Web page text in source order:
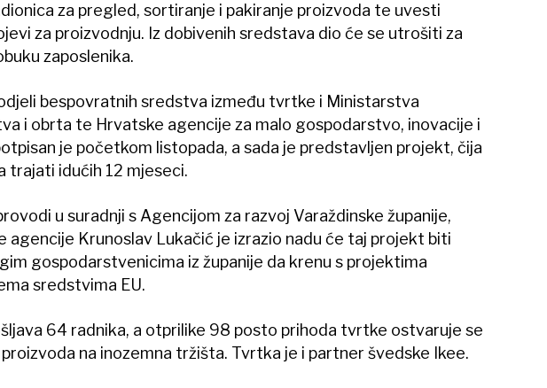
za pregled, sortiranje i pakiranje proizvoda te uvesti
za proizvodnju. Iz dobivenih sredstava dio će se utrošiti za
zaposlenika.
bespovratnih sredstva između tvrtke i Ministarstva
i obrta te Hrvatske agencije za malo gospodarstvo, inovacije i
je početkom listopada, a sada je predstavljen projekt, čija
trajati idućih 12 mjeseci.
u suradnji s Agencijom za razvoj Varaždinske županije,
agencije Krunoslav Lukačić je izrazio nadu će taj projekt biti
gospodarstvenicima iz županije da krenu s projektima
sredstvima EU.
64 radnika, a otprilike 98 posto prihoda tvrtke ostvaruje se
na inozemna tržišta. Tvrtka je i partner švedske Ikee.